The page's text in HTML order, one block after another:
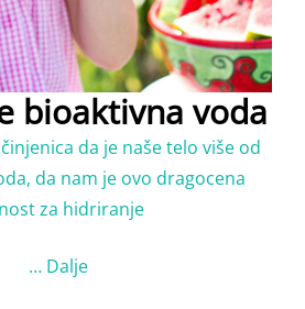
bioaktivna voda
da je naše telo više od
da nam je ovo dragocena
za hidriranje
… Dalje